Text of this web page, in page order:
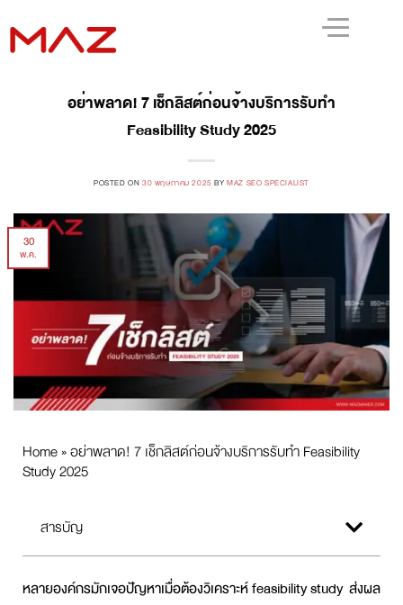
อย่าพลาด! 7 เช็กลิสต์ก่อนจ้างบริการรับทำ
Feasibility Study 2025
POSTED ON 30 พฤษภาคม 2025 BYMAZ SEO SPECIALIST
30
พ.ค.
Home»อย่าพลาด! 7 เช็กลิสต์ก่อนจ้างบริการรับทำ Feasibility
Study 2025
สารบัญ
หลายองค์กรมักเจอปัญหาเมื่อต้องวิเคราะห์feasibility studyส่งผล